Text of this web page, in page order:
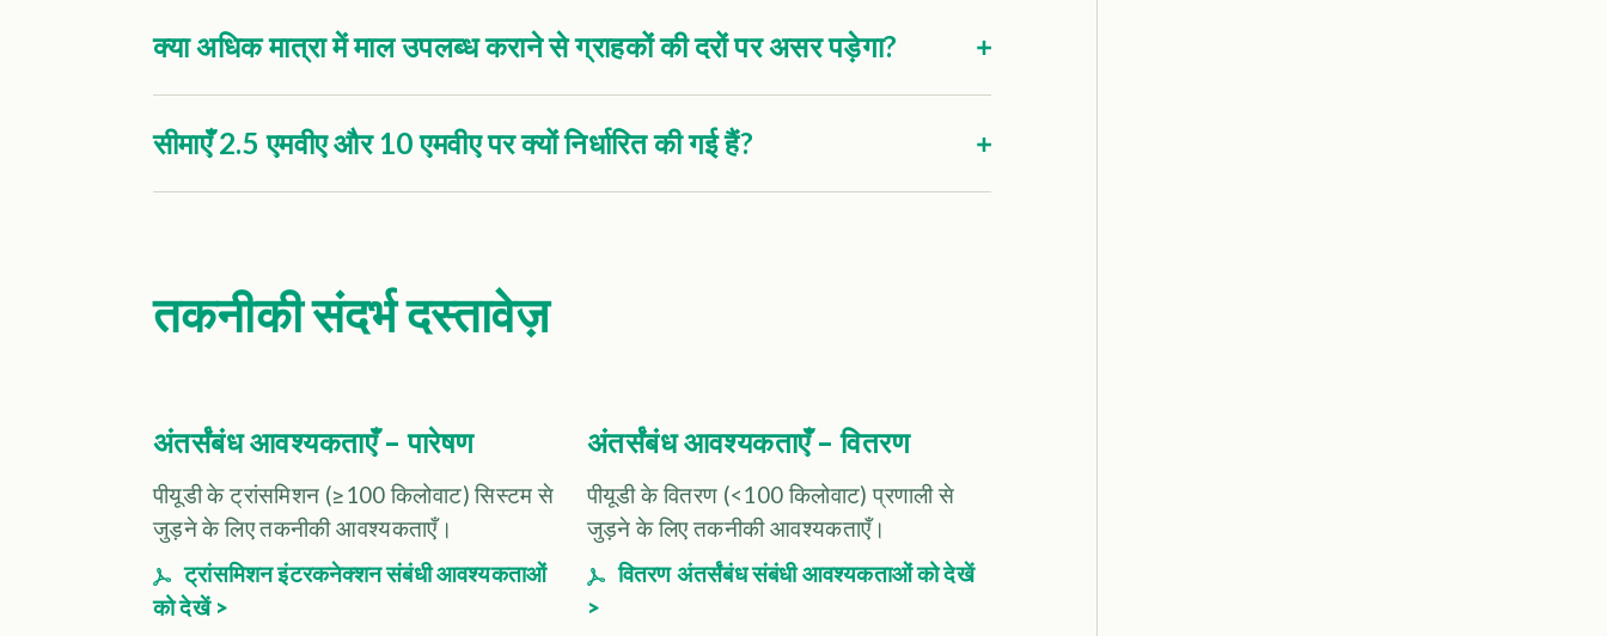
क्या अधिक मात्रा में माल उपलब्ध कराने से ग्राहकों की दरों पर असर पड़ेगा?
सीमाएँ 2.5 एमवीए और 10 एमवीए पर क्यों निर्धारित की गई हैं?
तकनीकी संदर्भ दस्तावेज़
अंतर्संबंध आवश्यकताएँ – पारेषण
पीयूडी के ट्रांसमिशन (≥100 किलोवाट) सिस्टम से
जुड़ने के लिए तकनीकी आवश्यकताएँ।
ट्रांसमिशन इंटरकनेक्शन संबंधी आवश्यकताओं
को देखें >
अंतर्संबंध आवश्यकताएँ – वितरण
पीयूडी के वितरण (<100 किलोवाट) प्रणाली से
जुड़ने के लिए तकनीकी आवश्यकताएँ।
वितरण अंतर्संबंध संबंधी आवश्यकताओं को देखें
>